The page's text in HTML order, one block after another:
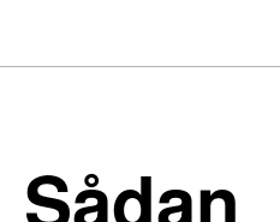
Sådan